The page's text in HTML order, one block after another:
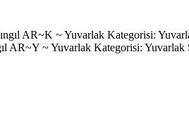
AR~K ~ Yuvarlak Kategorisi:
AR~Y ~ Yuvarlak Kategorisi: